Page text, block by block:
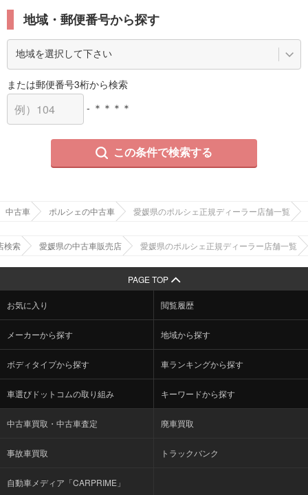
地域・郵便番号から探す
または郵便番号3桁から検索
- ＊＊＊＊
この条件で検索する
中古車 ポルシェの中古車 愛媛県のポルシェ正規ディーラー店舗一覧
検索 愛媛県の中古車販売店 愛媛県のポルシェ正規ディーラー店舗一覧
PAGE TOP
お気に入り 閲覧履歴
メーカーから探す 地域から探す
ボディタイプから探す 車ランキングから探す
車選びドットコムの取り組み キーワードから探す
中古車買取・中古車査定 廃車買取
事故車買取 トラックバンク
自動車メディア「CARPRIME」